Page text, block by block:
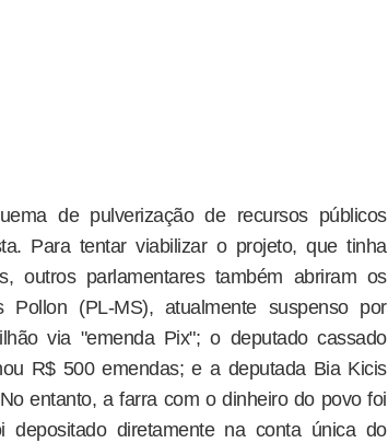
de pulverização de recursos públicos
Para tentar viabilizar o projeto, que tinha
outros parlamentares também abriram os
(PL-MS), atualmente suspenso por
via "emenda Pix"; o deputado cassado
R$ 500 emendas; e a deputada Bia Kicis
entanto, a farra com o dinheiro do povo foi
depositado diretamente na conta única do